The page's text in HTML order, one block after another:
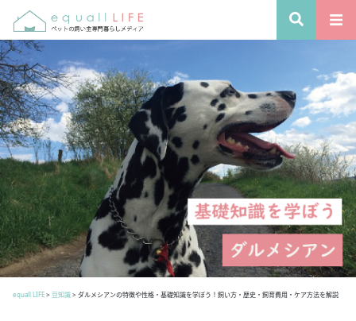
equall LIFE> 豆知識> ダルメシアンの特徴や性格・基礎知識を学ぼう！飼い方・歴史・飼育費用・ケア方法を解説